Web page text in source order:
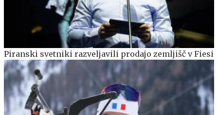
Piranski svetniki razveljavili prodajo zemljišč v Fiesi